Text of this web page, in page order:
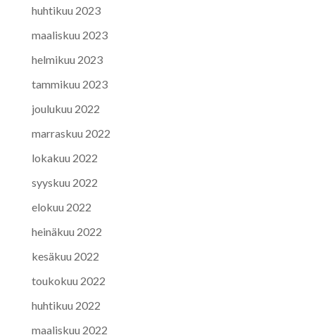
huhtikuu 2023
maaliskuu 2023
helmikuu 2023
tammikuu 2023
joulukuu 2022
marraskuu 2022
lokakuu 2022
syyskuu 2022
elokuu 2022
heinäkuu 2022
kesäkuu 2022
toukokuu 2022
huhtikuu 2022
maaliskuu 2022